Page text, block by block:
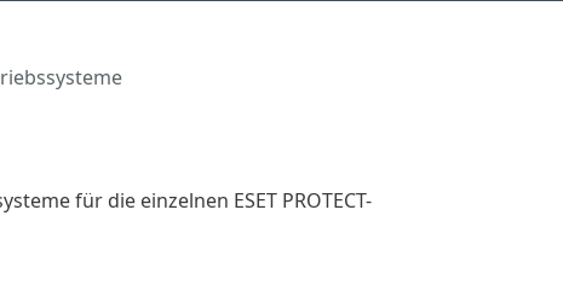
für die einzelnen ESET PROTECT-